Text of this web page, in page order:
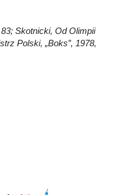
Skotnicki, Od Olimpii
Polski, „Boks”, 1978,